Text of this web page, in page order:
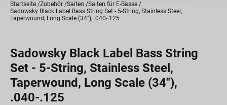
Startseite Zubehör Saiten
Saiten für E-Bässe
Sadowsky Black Label Bass String Set - 5-String, Stainless Steel,
Taperwound, Long Scale (34"), .040-.125
Sadowsky Black Label Bass String
Set - 5-String, Stainless Steel,
Taperwound, Long Scale (34"),
.040-.125